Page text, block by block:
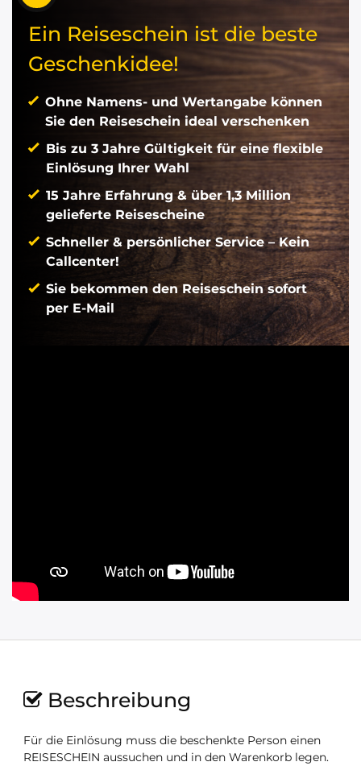
Ein Reiseschein ist die beste
Geschenkidee!
Ohne Namens- und Wertangabe können
Sie den Reiseschein ideal verschenken
Bis zu 3 Jahre Gültigkeit für eine flexible
Einlösung Ihrer Wahl
15 Jahre Erfahrung & über 1,3 Million
gelieferte Reisescheine
Schneller & persönlicher Service – Kein
Callcenter!
Sie bekommen den Reiseschein sofort
per E-Mail
Beschreibung
Für die Einlösung muss die beschenkte Person einen
REISESCHEIN aussuchen und in den Warenkorb legen.